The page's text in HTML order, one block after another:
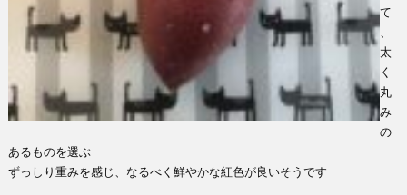
て
、
太
く
丸
み
の
あるものを選ぶ
ずっしり重みを感じ、なるべく鮮やかな紅色が良いそうです